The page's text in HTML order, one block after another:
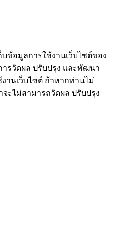
ข้อมูลการใช้งานเว็บไซต์ของ
รวัดผล ปรับปรุง และพัฒนา
านเว็บไซต์ ถ้าหากท่านไม่
จะไม่สามารถวัดผล ปรับปรุง